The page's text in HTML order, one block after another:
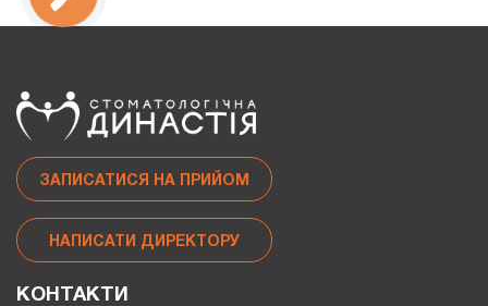
ЗАПИСАТИСЯ НА ПРИЙОМ
НАПИСАТИ ДИРЕКТОРУ
КОНТАКТИ